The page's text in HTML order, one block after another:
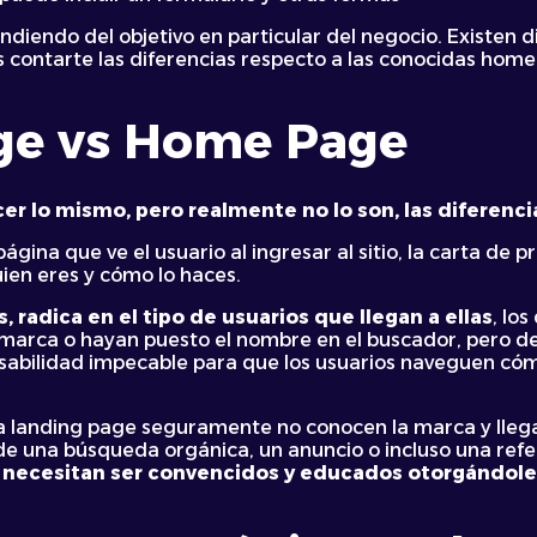
del objetivo en particular del negocio. Existen
las diferencias respecto a las conocidas
vs Home Page
lo mismo, pero realmente no lo son, las
que ve el usuario al ingresar al sitio, la carta de
eres y cómo lo haces.
radica en el tipo de usuarios que llegan a ellas, los
o hayan puesto el nombre en el buscador, pero
impecable para que los usuarios naveguen
landing page seguramente no conocen la marca y
una búsqueda orgánica, un anuncio o incluso una
ser convencidos y educados